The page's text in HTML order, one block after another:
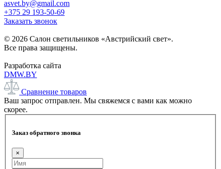
asvet.by@gmail.com
+375 29 193-50-69
Заказать звонок
© 2026 Салон светильников «Австрийский свет».
Все права защищены.
Разработка сайта
DMW.BY
Сравнение товаров
Ваш запрос отправлен. Мы свяжемся с вами как можно
скорее.
Заказ обратного звонка
×